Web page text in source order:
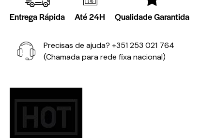
Entrega Rápida Até 24H Qualidade Garantida
Precisas de ajuda? +351 253 021 764
(Chamada para rede fixa nacional)